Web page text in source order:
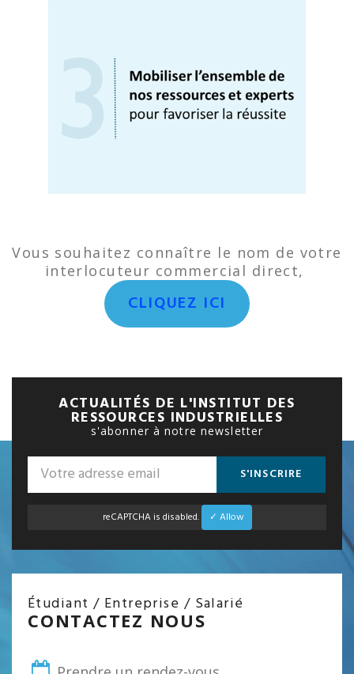
Vous souhaitez connaître le nom de votre
interlocuteur commercial direct,
CLIQUEZ ICI
ACTUALITÉS DE L'INSTITUT DES
RESSOURCES INDUSTRIELLES
s'abonner à notre newsletter
S'INSCRIRE
reCAPTCHA is disabled. ✓ Allow
Étudiant / Entreprise / Salarié
CONTACTEZ NOUS